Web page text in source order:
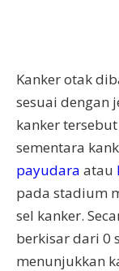
Kanker otak
sesuai dengan
kanker
sementara
payudara atau
pada stadium
sel kanker.
berkisar dari 0
menunjukkan